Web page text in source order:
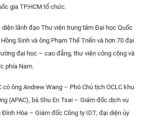
gia TP.HCM tổ chức.
lãnh đạo Thư viện trung tâm Đại học Quốc
Sinh và ông Phạm Thế Triển và hơn 70 đại
đại học – cao đẳng, thư viện công cộng và
phía Nam.
có ông Andrew Wang – Phó Chủ tịch OCLC khu
(APAC), bà Shu En Tsai – Giám đốc dịch vụ
Đình Hòa – Giám đốc Công ty IDT, đại diện ủy